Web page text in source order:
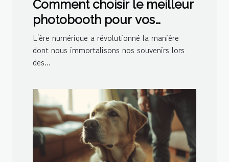
Comment choisir le meilleur
photobooth pour vos
événements spéciaux
L'ère numérique a révolutionné la manière
dont nous immortalisons nos souvenirs lors
des...